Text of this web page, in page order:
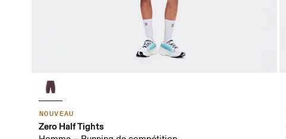
NOUVEAU
Zero Half Tights